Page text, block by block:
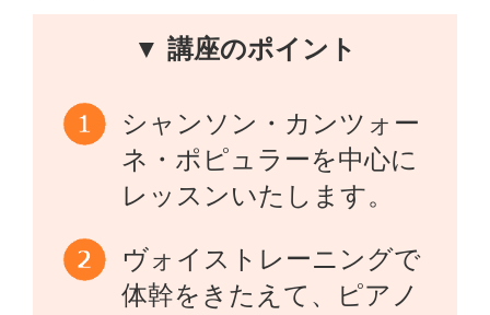
▼ 講座のポイント
シャンソン・カンツォー
ネ・ポピュラーを中心に
レッスンいたします。
ヴォイストレーニングで
体幹をきたえて、ピアノ